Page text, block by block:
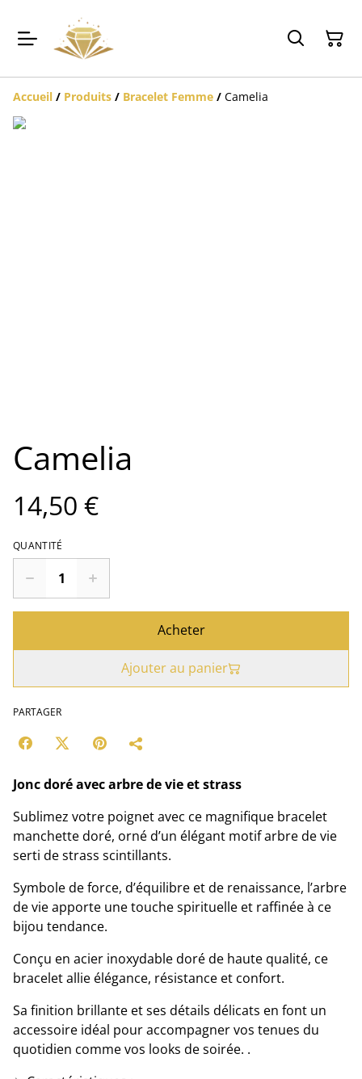
Accueil / Produits / Bracelet Femme / Camelia
Camelia
14,50 €
QUANTITÉ
Acheter
Ajouter au panier
PARTAGER
Jonc doré avec arbre de vie et strass
Sublimez votre poignet avec ce magnifique bracelet
manchette doré, orné d’un élégant motif arbre de vie
serti de strass scintillants.
Symbole de force, d’équilibre et de renaissance, l’arbre
de vie apporte une touche spirituelle et raffinée à ce
bijou tendance.
Conçu en acier inoxydable doré de haute qualité, ce
bracelet allie élégance, résistance et confort.
Sa finition brillante et ses détails délicats en font un
accessoire idéal pour accompagner vos tenues du
quotidien comme vos looks de soirée. .